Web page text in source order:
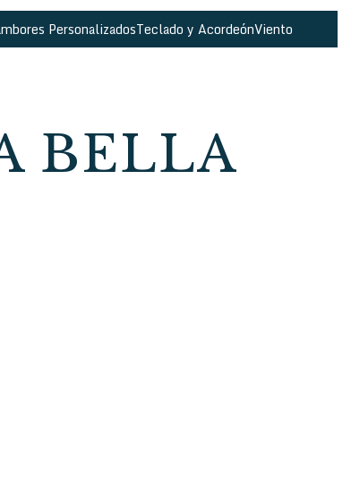
PersonalizadosTeclado y AcordeónViento
BELLA